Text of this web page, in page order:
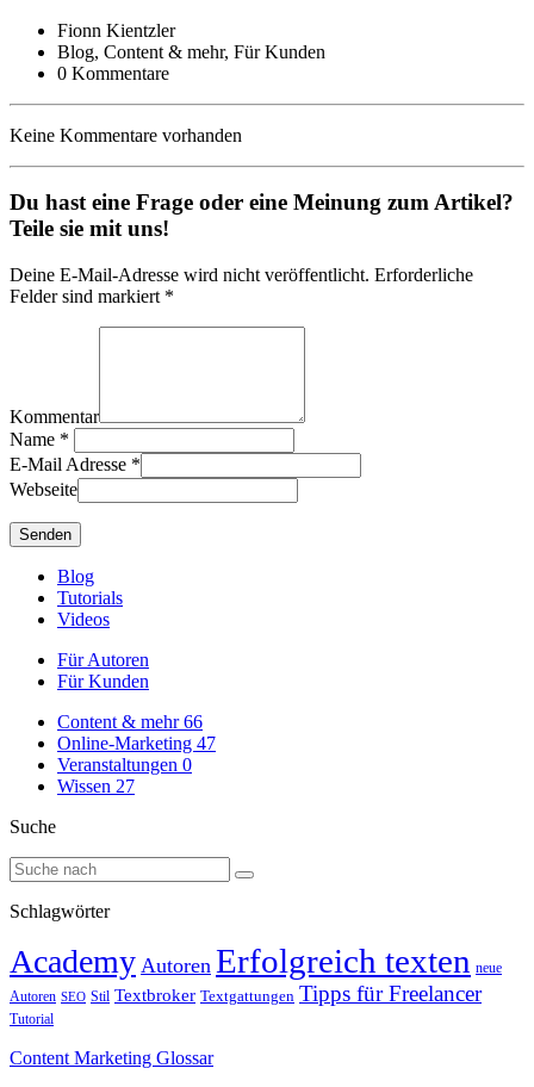
Fionn Kientzler
Blog, Content & mehr, Für Kunden
0 Kommentare
Keine Kommentare vorhanden
Du hast eine Frage oder eine Meinung zum Artikel?
Teile sie mit uns!
Deine E-Mail-Adresse wird nicht veröffentlicht. Erforderliche
Felder sind markiert *
Kommentar
Name *
E-Mail Adresse *
Webseite
Blog
Tutorials
Videos
Für Autoren
Für Kunden
Content & mehr66
Online-Marketing 47
Veranstaltungen 0
Wissen 27
Suche
Schlagwörter
Academy Autoren Erfolgreich texten neue
Autoren SEO Stil Textbroker Textgattungen Tipps für Freelancer
Tutorial
Content Marketing Glossar